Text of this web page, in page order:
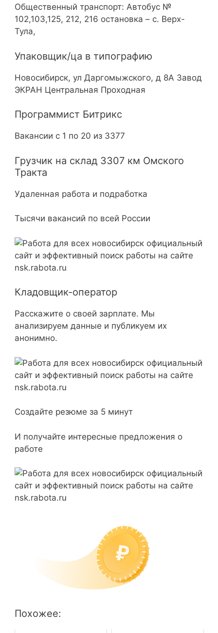
Общественный транспорт: Автобус №
102,103,125, 212, 216 остановка – с. Верх-
Тула,
Упаковщик/ца в типографию
Новосибирск, ул Даргомыжского, д 8А Завод
ЭКРАН Центральная Проходная
Программист Битрикс
Вакансии с 1 по 20 из 3377
Грузчик на склад 3307 км Омского
Тракта
Удаленная работа и подработка
Тысячи вакансий по всей России
Кладовщик-оператор
Расскажите о своей зарплате. Мы
анализируем данные и публикуем их
анонимно.
Создайте резюме за 5 минут
И получайте интересные предложения о
работе
Похожее: